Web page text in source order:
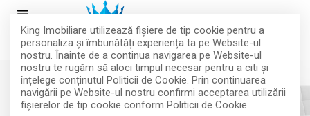
King Imobiliare utilizează fişiere de tip cookie pentru a
personaliza și îmbunătăți experiența ta pe Website-ul
nostru. Înainte de a continua navigarea pe Website-ul
nostru te rugăm să aloci timpul necesar pentru a citi și
înțelege conținutul Politicii de Cookie. Prin continuarea
navigării pe Website-ul nostru confirmi acceptarea utilizării
fişierelor de tip cookie conform Politicii de Cookie.
Filtreaza